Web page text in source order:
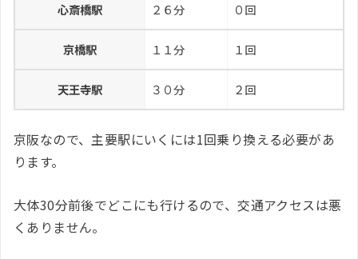
心斎橋駅 ２６分 ０回
京橋駅 １１分 １回
天王寺駅 ３０分 ２回
京阪なので、主要駅にいくには1回乗り換える必要があ
ります。
大体30分前後でどこにも行けるので、交通アクセスは悪
くありません。